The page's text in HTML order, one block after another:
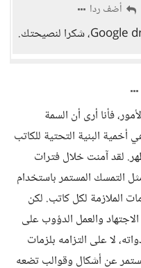
أضف ردا
فأنا أرى أن السمة
أخمية البنية التحتية للكاتب
لقد آمنت خلال فترات
التمسك المستمر باستخدام
الملازمة لكل كاتب. لكن
والعمل الدؤوب على
لا على التزامه بلزمات
عن أشكال وقوالب تضعه